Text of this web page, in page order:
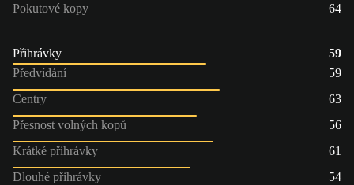
Pokutové kopy
64
Přihrávky
59
Předvídání
59
Centry
63
Přesnost volných kopů
56
Krátké přihrávky
61
Dlouhé přihrávky
54